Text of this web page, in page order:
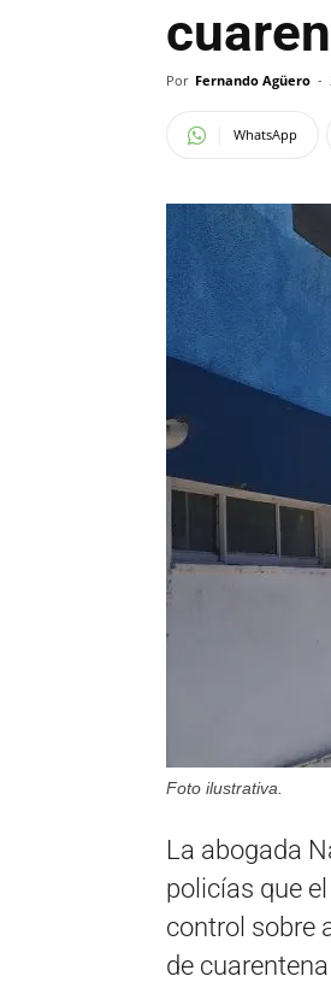
Por Fernando Agüero -
WhatsApp
Foto ilustrativa.
La abogada
policías que
control sobre
de